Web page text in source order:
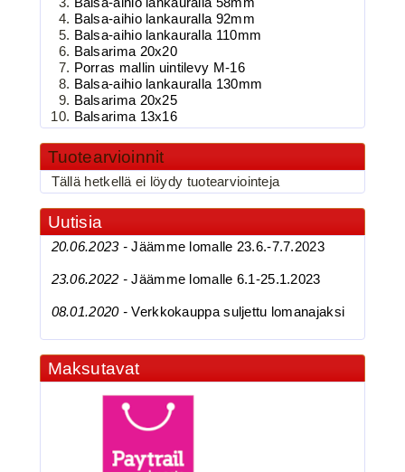
Kolmihaarakoukku N.4
3.90€
Kolmihaarakoukku N.6
Balsa-aihio lankauralla 92mm
Balsa-aihio lankauralla 110mm
Balsarima 20x20
Porras mallin uintilevy M-16
Balsa-aihio lankauralla 130mm
Balsarima 20x25
Balsarima 13x16
Tuotearvioinnit
Tällä hetkellä ei löydy tuotearviointeja
Uutisia
20.06.2023 -Jäämme lomalle 23.6.-7.7.2023
23.06.2022 -Jäämme lomalle 6.1-25.1.2023
08.01.2020 -Verkkokauppa suljettu lomanajaksi
Maksutavat